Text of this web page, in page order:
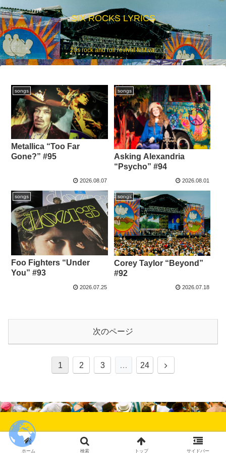
SIX ROCKS LYRICS
20s rock and roll revival festival
songs
Metallica “Too Far
Gone?” #95
2026.08.07
songs
Asking Alexandria
“Psycho” #94
2026.08.01
songs
Foo Fighters “Under
You” #93
2026.07.25
songs
Corey Taylor “Beyond”
#92
2026.07.18
次のページ
1 2 3 … 24
次
these images have permission to use by SHUTTERSTOCK
ホーム 検索 トップ サイドバー